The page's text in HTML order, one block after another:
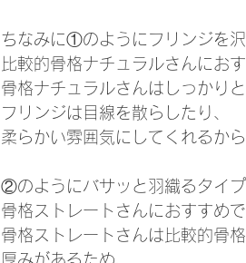
ちなみに①のようにフリンジを
比較的骨格ナチュラルさんにおす
骨格ナチュラルさんはしっかり
フリンジは目線を散らしたり、
柔らかい雰囲気にしてくれるか
②のようにバサッと羽織るタイプ
骨格ストレートさんにおすすめで
骨格ストレートさんは比較的骨
厚みがあるため、